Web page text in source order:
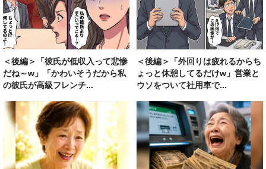
＜後編＞「彼氏が低収入って悲惨
だね～w」「かわいそうだから私
の彼氏が高級フレンチ...
＜後編＞「外回りは疲れるからち
ょっと休憩してるだけw」営業と
ウソをついて社用車で...